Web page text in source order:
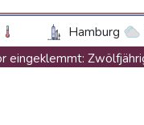
Hamburg
17 °C
eingeklemmt:
der Autobranche: